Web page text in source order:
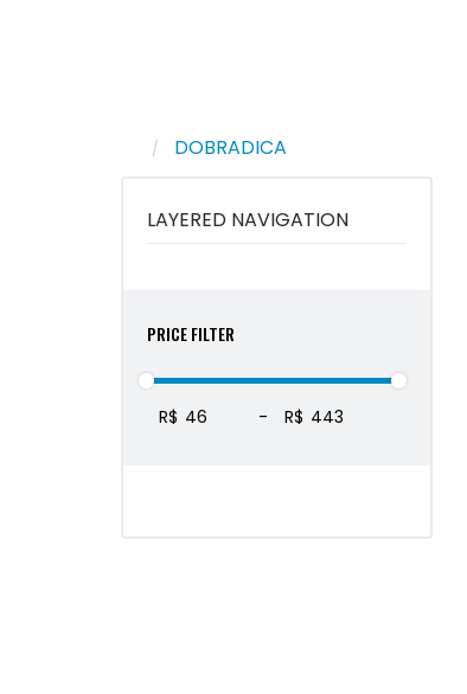
DOBRADICA
LAYERED NAVIGATION
PRICE FILTER
R$ - R$